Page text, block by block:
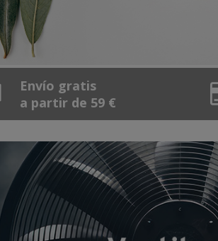
Envío gratis
a partir de 59 €